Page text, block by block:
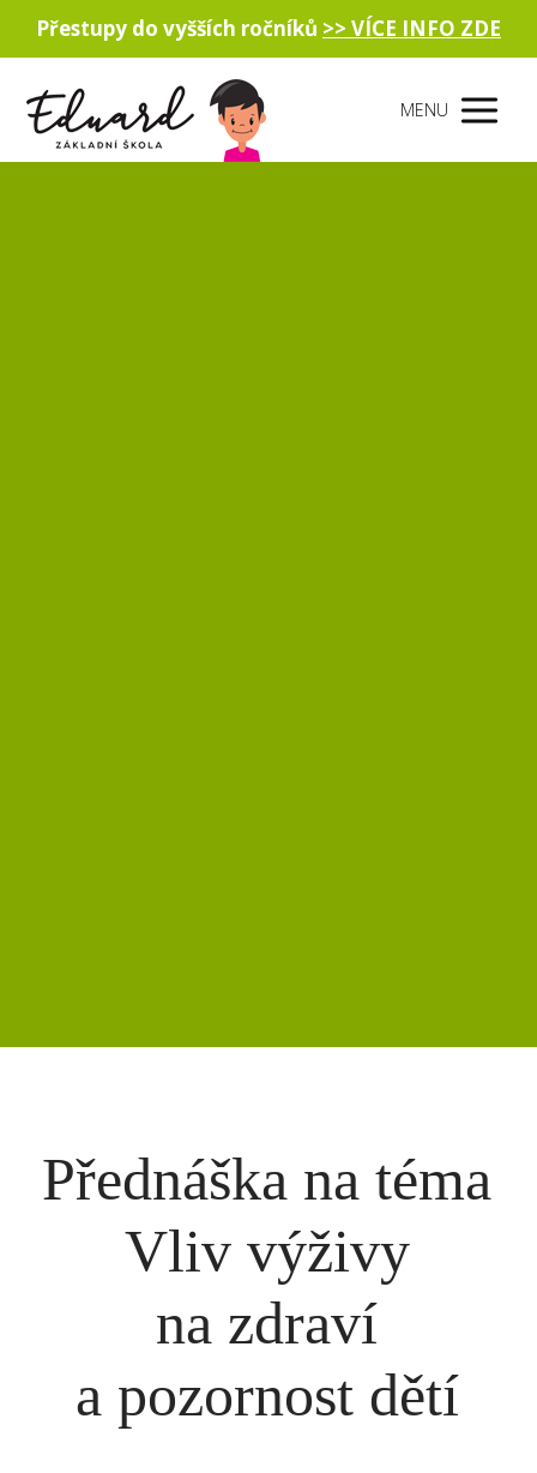
Přestupy do vyšších ročníků >> VÍCE INFO ZDE
MENU
Přednáška na téma
Vliv výživy
na zdraví
a pozornost dětí